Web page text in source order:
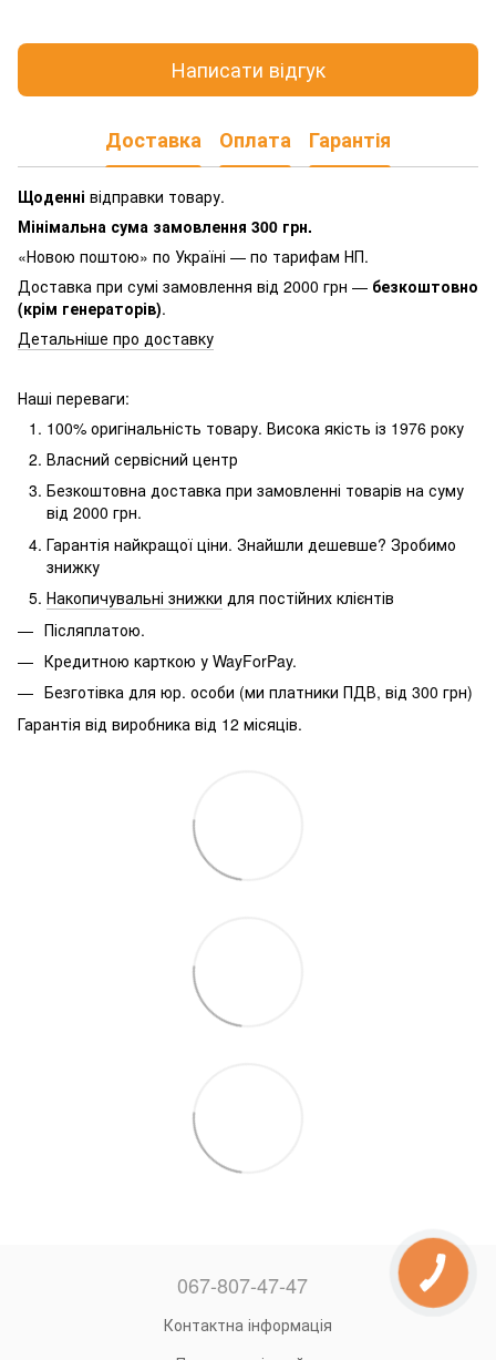
Написати відгук
Доставка Оплата Гарантія
Щоденні відправки товару.
Мінімальна сума замовлення 300 грн.
«Новою поштою» по Україні — по тарифам НП.
Доставка при сумі замовлення від 2000 грн — безкоштовно
(крім генераторів).
Детальніше про доставку
Наші переваги:
100% оригінальність товару. Висока якість із 1976 року
Власний сервісний центр
Безкоштовна доставка при замовленні товарів на суму
від 2000 грн.
Гарантія найкращої ціни. Знайшли дешевше? Зробимо
знижку
Накопичувальні знижки для постійних клієнтів
Післяплатою.
Кредитною карткою у WayForPay.
Безготівка для юр. особи (ми платники ПДВ, від 300 грн)
Гарантія від виробника від 12 місяців.
067-807-47-47
Контактна інформація